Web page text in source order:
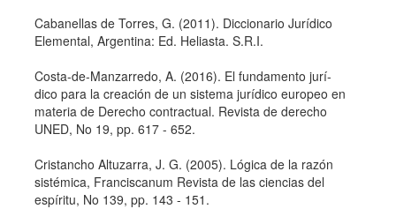
Cabanellas de Torres, G. (2011). Diccionario Jurí­dico
Elemental, Argentina: Ed. Heliasta. S.R.I.
Costa-de-Manzarredo, A. (2016). El fundamento jurí­
dico para la creación de un sistema jurí­dico europeo en
materia de Derecho contractual. Revista de derecho
UNED, No 19, pp. 617 - 652.
Cristancho Altuzarra, J. G. (2005). Lógica de la razón
sistémica, Franciscanum Revista de las ciencias del
espí­ritu, No 139, pp. 143 - 151.